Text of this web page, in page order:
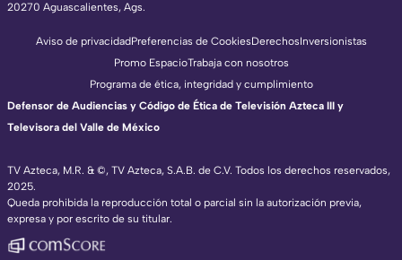
20270 Aguascalientes, Ags.
TV Azteca, M.R. & ©, TV Azteca, S.A.B. de C.V. Todos los derechos reservados,
2025.
Queda prohibida la reproducción total o parcial sin la autorización previa,
expresa y por escrito de su titular.
Aviso de privacidadPreferencias de CookiesDerechosInversionistas
Promo EspacioTrabaja con nosotros
Programa de ética, integridad y cumplimiento
Defensor de Audiencias y Código de Ética de Televisión Azteca III y
Televisora del Valle de México